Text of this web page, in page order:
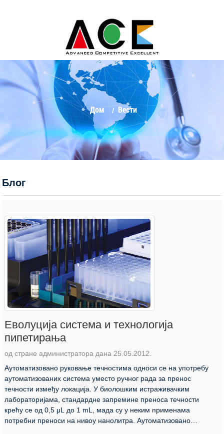
Дом Вести
Блог
Еволуција система и технологија
пипетирања
од стране администратора дана 25.05.2012.
Аутоматизовано руковање течностима односи се на употребу
аутоматизованих система уместо ручног рада за пренос
течности између локација. У биолошким истраживачким
лабораторијама, стандардне запремине преноса течности
крећу се од 0,5 μL до 1 mL, мада су у неким применама
потребни преноси на нивоу нанолитра. Аутоматизовано